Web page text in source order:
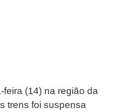
(14) na região da
trens foi suspensa